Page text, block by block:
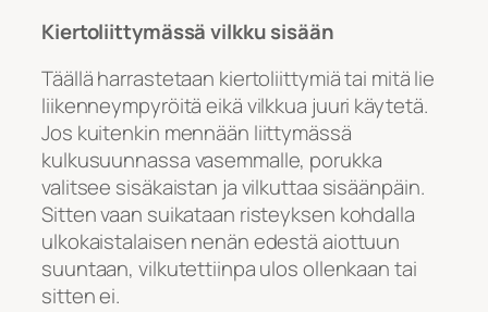
Kiertoliittymässä vilkku sisään
Täällä harrastetaan kiertoliittymiä tai mitä lie
liikenneympyröitä eikä vilkkua juuri käytetä.
Jos kuitenkin mennään liittymässä
kulkusuunnassa vasemmalle, porukka
valitsee sisäkaistan ja vilkuttaa sisäänpäin.
Sitten vaan suikataan risteyksen kohdalla
ulkokaistalaisen nenän edestä aiottuun
suuntaan, vilkutettiinpa ulos ollenkaan tai
sitten ei.